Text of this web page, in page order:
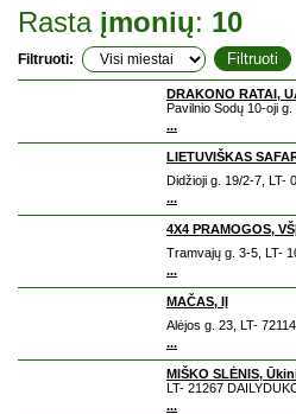
Rasta įmonių: 10
Filtruoti:
DRAKONO RATAI,
Pavilnio Sodų 10-oji
...
LIETUVIŠKAS
Didžioji g. 19/2-7, LT-
...
4X4 PRAMOGOS,
Tramvajų g. 3-5, LT-
...
MAČAS, IĮ
Alėjos g. 23, LT-
...
MIŠKO SLĖNIS,
LT- 21267
...